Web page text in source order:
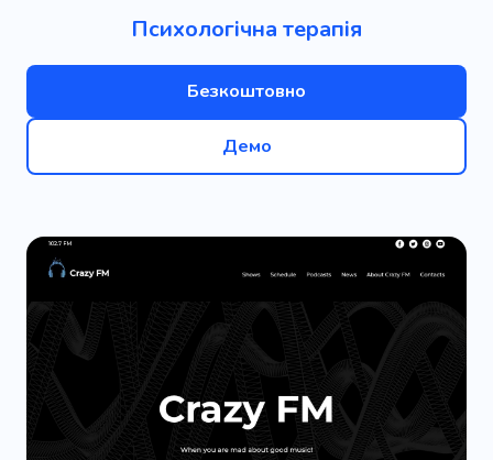
Психологічна терапія
Безкоштовно
Демо